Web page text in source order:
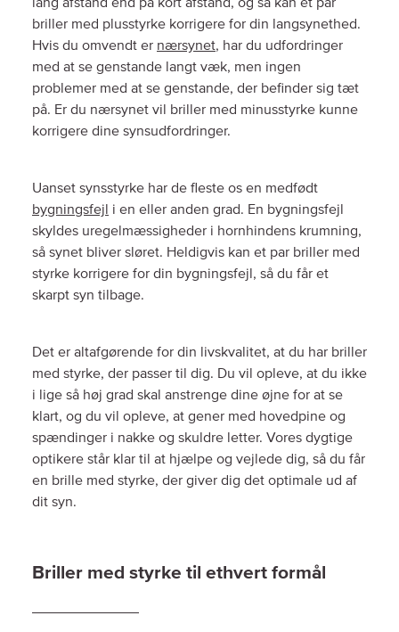
lang afstand end på kort afstand, og så kan et par
briller med plusstyrke korrigere for din langsynethed.
Hvis du omvendt er nærsynet, har du udfordringer
med at se genstande langt væk, men ingen
problemer med at se genstande, der befinder sig tæt
på. Er du nærsynet vil briller med minusstyrke kunne
korrigere dine synsudfordringer.
Uanset synsstyrke har de fleste os en medfødt
bygningsfejl
i en eller anden grad. En bygningsfejl
skyldes uregelmæssigheder i hornhindens krumning,
så synet bliver sløret. Heldigvis kan et par briller med
styrke korrigere for din bygningsfejl, så du får et
skarpt syn tilbage.
Det er altafgørende for din livskvalitet, at du har briller
med styrke, der passer til dig. Du vil opleve, at du ikke
i lige så høj grad skal anstrenge dine øjne for at se
klart, og du vil opleve, at gener med hovedpine og
spændinger i nakke og skuldre letter. Vores dygtige
optikere står klar til at hjælpe og vejlede dig, så du får
en brille med styrke, der giver dig det optimale ud af
dit syn.
Briller med styrke til ethvert formål